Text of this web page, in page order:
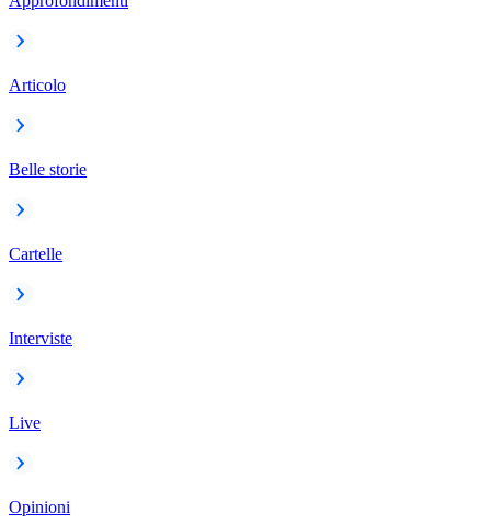
Articolo
Belle storie
Cartelle
Interviste
Live
Opinioni